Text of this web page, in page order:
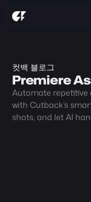
컷백 블로그
Premiere
Automate repetitive
with Cutback’s
shots, and let AI